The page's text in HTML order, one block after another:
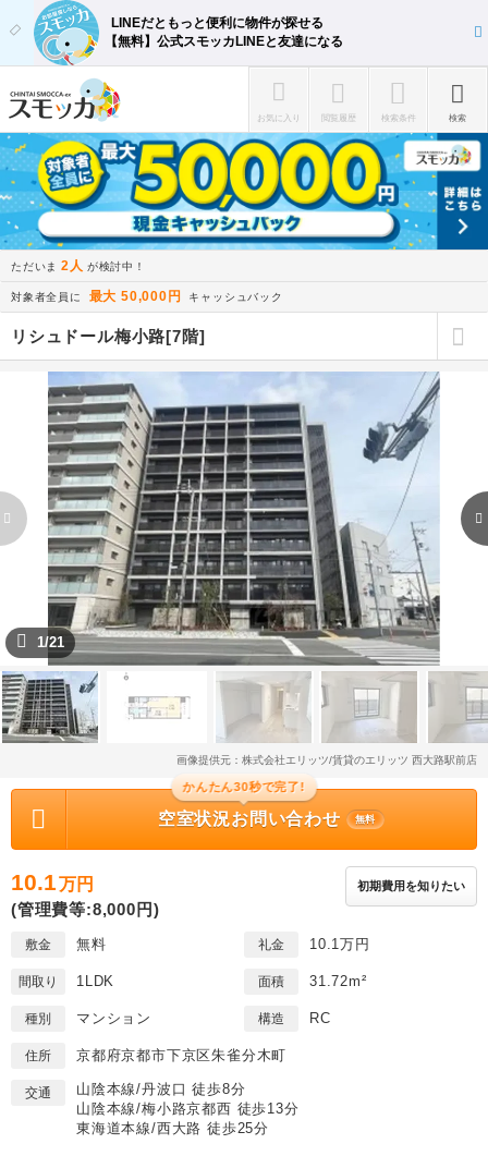
LINEだともっと便利に物件が探せる
【無料】公式スモッカLINEと友達になる
お気に入り 閲覧履歴 検索条件 検索
ただいま 2人 が検討中！
対象者全員に 最大 50,000円 キャッシュバック
リシュドール梅小路[7階]
1/21
画像提供元：株式会社エリッツ/賃貸のエリッツ 西大路駅前店
かんたん30秒で完了!
空室状況お問い合わせ 無料
10.1万円
(管理費等:8,000円)
初期費用を知りたい
敷金 無料 礼金 10.1万円
間取り 1LDK 面積 31.72m²
種別 マンション 構造 RC
住所 京都府京都市下京区朱雀分木町
交通
山陰本線/丹波口 徒歩8分
山陰本線/梅小路京都西 徒歩13分
東海道本線/西大路 徒歩25分